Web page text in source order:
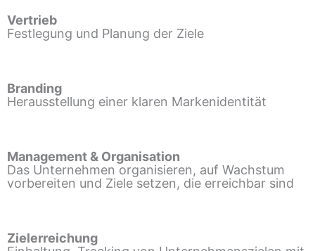
Vertrieb
Festlegung und Planung der Ziele
Branding
Herausstellung einer klaren Markenidentität
Management & Organisation
Das Unternehmen organisieren, auf Wachstum
vorbereiten und Ziele setzen, die erreichbar sind
Zielerreichung